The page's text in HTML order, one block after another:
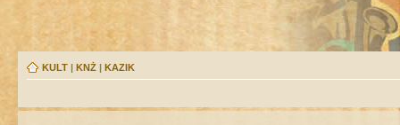
KULT | KNŻ | KAZIK